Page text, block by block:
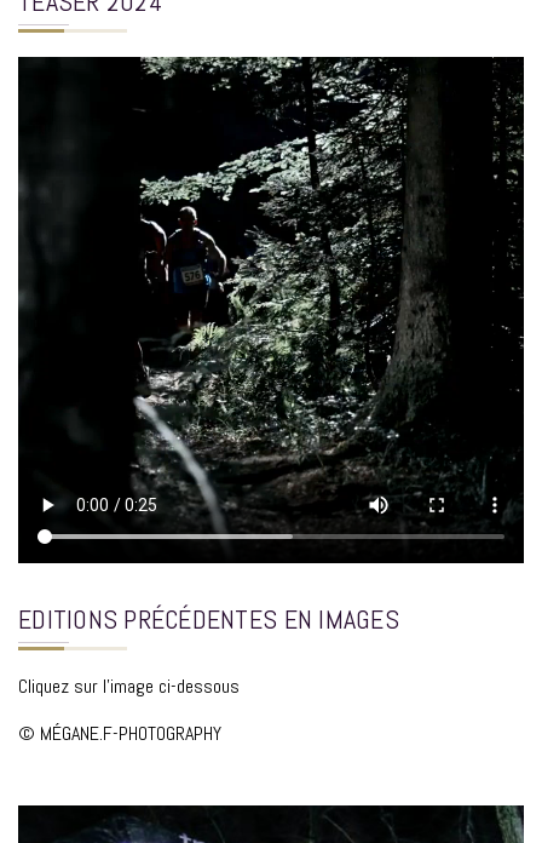
EDITIONS PRÉCÉDENTES EN IMAGES
Cliquez sur l'image ci-dessous
© MÉGANE.F-PHOTOGRAPHY